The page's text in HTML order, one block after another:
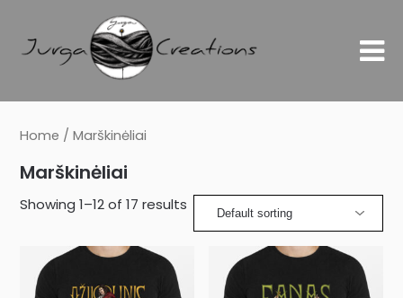
Home / Marškinėliai
Marškinėliai
Showing 1–12 of 17 results